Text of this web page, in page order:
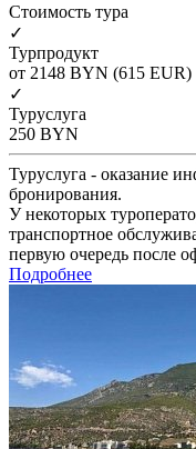
Cтоимость тура
✓
Турпродукт
от 2148 BYN (615 EUR)
✓
Туруслуга
250 BYN
Туруслуга - оказание
бронирования.
У некоторых
транспортное
первую очередь после
Подробнее